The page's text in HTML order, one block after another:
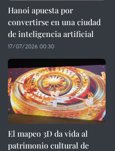
Hanoi apuesta por
convertirse en una ciudad
de inteligencia artificial
17/07/2026 00:30
El mapeo 3D da vida al
patrimonio cultural de